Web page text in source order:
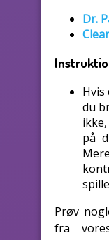
Dr.
du
på
Prøv
fra